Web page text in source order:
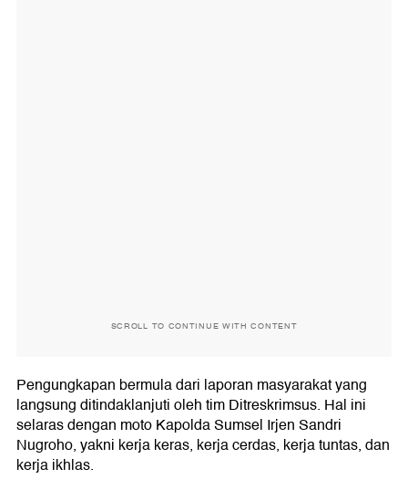
SCROLL TO CONTINUE WITH CONTENT
Pengungkapan bermula dari laporan masyarakat yang
langsung ditindaklanjuti oleh tim Ditreskrimsus. Hal ini
selaras dengan moto Kapolda Sumsel Irjen Sandri
Nugroho, yakni kerja keras, kerja cerdas, kerja tuntas, dan
kerja ikhlas.